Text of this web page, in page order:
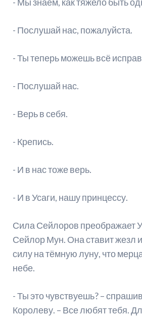
- Мы знаем, как тяжело быть
- Послушай нас, пожалуйста.
- Ты теперь можешь всё
- Послушай нас.
- Верь в себя.
- Крепись.
- И в нас тоже верь.
- И в Усаги, нашу принцессу.
Сила Сейлоров преображает
Сейлор Мун. Она ставит жезл
силу на тёмную луну, что
небе.
- Ты это чувствуешь? –
Королеву. – Все любят тебя.